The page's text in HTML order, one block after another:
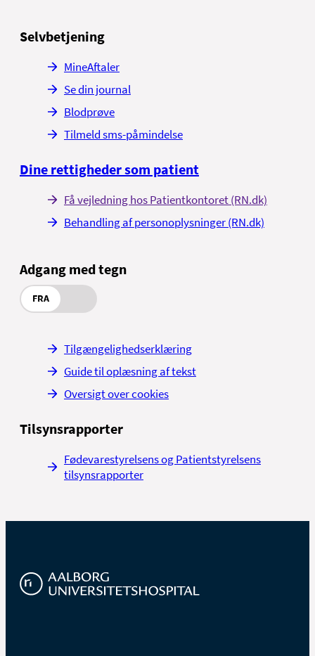
Mandag – fredag 8.15 – 9.00
Selvbetjening
MineAftaler
Se din journal
Blodprøve
Tilmeld sms-påmindelse
Dine rettigheder som patient
Få vejledning hos Patientkontoret (RN.dk)
Behandling af personoplysninger (RN.dk)
Adgang med tegn
FRA
Tilgængelighedserklæring
Guide til oplæsning af tekst
Oversigt over cookies
Tilsynsrapporter
Fødevarestyrelsens og Patientstyrelsens
tilsynsrapporter